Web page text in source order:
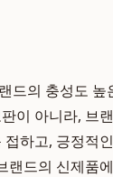
드의 충성도
이 아니라, 브
하고, 긍정적
드의 신제품